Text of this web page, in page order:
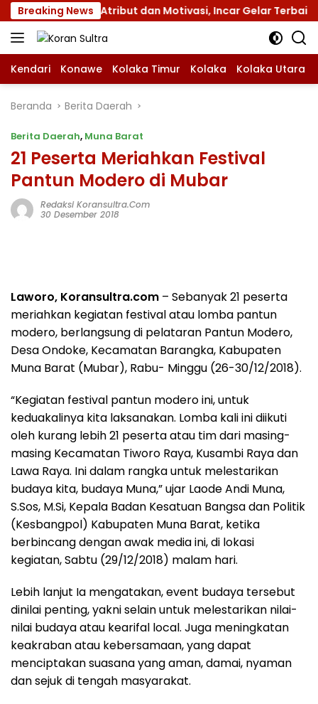
Langsung
ke
konten
Breaking News
XII dengan Atribut dan Motivasi, Incar Gelar Terbaik di
Kendari Konawe Kolaka Timur Kolaka Kolaka Utara
Beranda Berita Daerah
Berita Daerah, Muna Barat
21 Peserta Meriahkan Festival
Pantun Modero di Mubar
Redaksi Koransultra.com
30 Desember 2018
Laworo, Koransultra.com – Sebanyak 21 peserta
meriahkan kegiatan festival atau lomba pantun
modero, berlangsung di pelataran Pantun Modero,
Desa Ondoke, Kecamatan Barangka, Kabupaten
Muna Barat (Mubar), Rabu- Minggu (26-30/12/2018).
“Kegiatan festival pantun modero ini, untuk
keduakalinya kita laksanakan. Lomba kali ini diikuti
oleh kurang lebih 21 peserta atau tim dari masing-
masing Kecamatan Tiworo Raya, Kusambi Raya dan
Lawa Raya. Ini dalam rangka untuk melestarikan
budaya kita, budaya Muna,” ujar Laode Andi Muna,
S.Sos, M.Si, Kepala Badan Kesatuan Bangsa dan Politik
(Kesbangpol) Kabupaten Muna Barat, ketika
berbincang dengan awak media ini, di lokasi
kegiatan, Sabtu (29/12/2018) malam hari.
Lebih lanjut Ia mengatakan, event budaya tersebut
dinilai penting, yakni selain untuk melestarikan nilai-
nilai budaya atau kearifal local. Juga meningkatan
keakraban atau kebersamaan, yang dapat
menciptakan suasana yang aman, damai, nyaman
dan sejuk di tengah masyarakat.